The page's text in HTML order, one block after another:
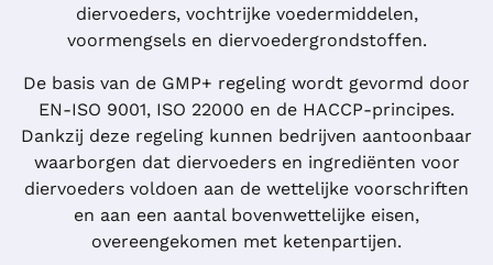
diervoeders, vochtrijke voedermiddelen,
voormengsels en diervoedergrondstoffen.
De basis van de GMP+ regeling wordt gevormd door
EN-ISO 9001, ISO 22000 en de HACCP-principes.
Dankzij deze regeling kunnen bedrijven aantoonbaar
waarborgen dat diervoeders en ingrediënten voor
diervoeders voldoen aan de wettelijke voorschriften
en aan een aantal bovenwettelijke eisen,
overeengekomen met ketenpartijen.